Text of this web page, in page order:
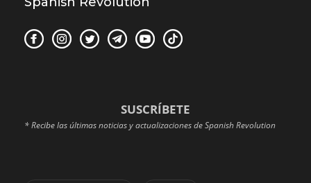
SUSCRÍBETE
* Recibe las últimas noticias y actualizaciones de Spanish Revolution